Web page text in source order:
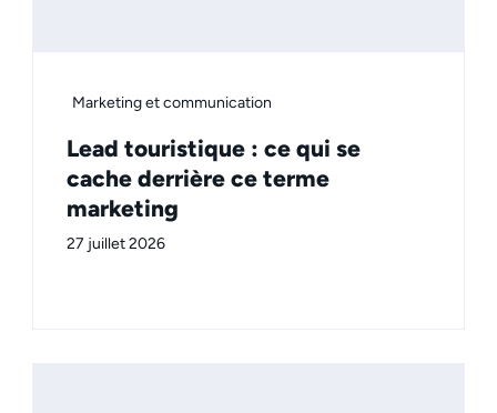
Marketing et communication
Lead touristique : ce qui se
cache derrière ce terme
marketing
27 juillet 2026